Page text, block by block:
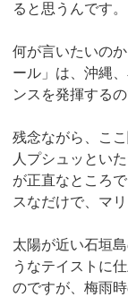
ると思うんです。
何が言いたいの
ール」は、沖縄
ンスを発揮する
残念ながら、こ
人プシュッとい
が正直なところ
スなだけで、マ
太陽が近い石垣
うなテイストに
のですが、梅雨